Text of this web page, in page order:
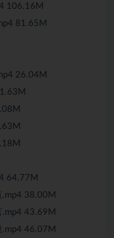
106.16M
81.65M
26.04M
64.77M
38.00M
43.69M
46.07M